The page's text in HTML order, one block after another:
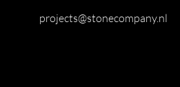
projects@stonecompany.nl